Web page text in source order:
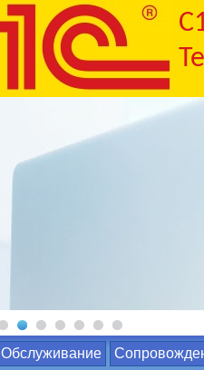
Обслуживание